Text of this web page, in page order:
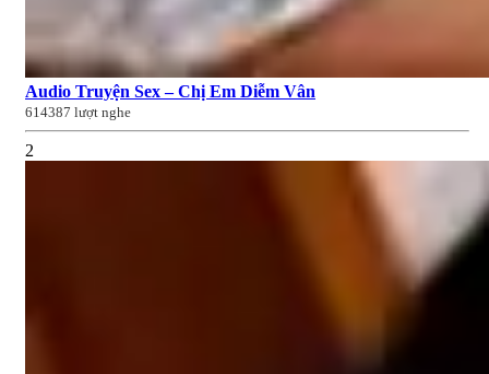
Audio Truyện Sex – Chị Em Diễm Vân
614387 lượt nghe
2